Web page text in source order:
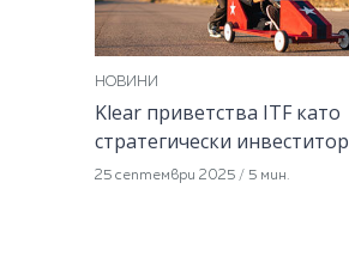
НОВИНИ
Klear приветства ITF като
стратегически инвеститор
25 септември 2025 / 5 мин.